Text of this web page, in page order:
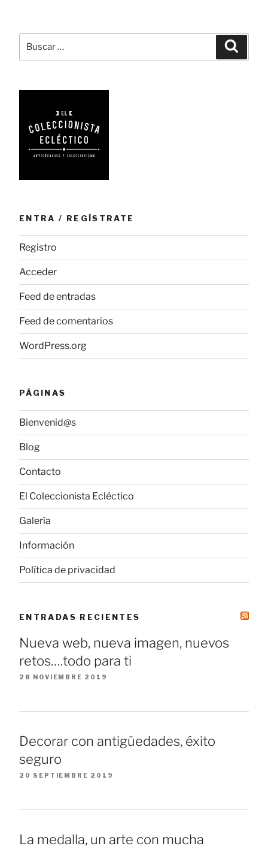
al
firmamento
de
por:
ENTRA / REGÍSTRATE
Registro
Acceder
Feed de entradas
Feed de comentarios
WordPress.org
PÁGINAS
Bienvenid@s
Blog
Contacto
El Coleccionista Ecléctico
Galería
Información
Política de privacidad
ENTRADAS RECIENTES
Nueva web, nueva imagen, nuevos
retos….todo para ti
28 NOVIEMBRE 2019
Decorar con antigüedades, éxito
seguro
20 SEPTIEMBRE 2019
La medalla, un arte con mucha